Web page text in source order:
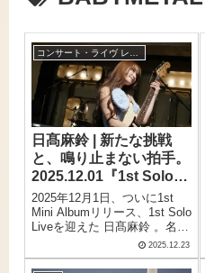
日髙麻鈴 | 新たな挑戦
と、鳴り止まない拍手。
2025.12.01『1st Solo
Live “Dear diary”』ライ
ブレポート
2025年12月1日、ついに1st
Mini Albumリリース、1st Solo
Liveを迎えた 日髙麻鈴 。名門
アイドルグループ・さくら学
院での薫陶、卒業後の女優活
動を経て目にしたその姿はま
2025.12.23